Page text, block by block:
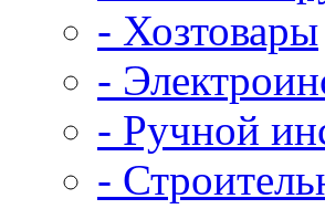
- Хозтовары
-
- Ручной
-